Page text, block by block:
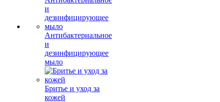
Антибактериальное
и
дезинфицирующее
мыло
Бритье и уход за
кожей